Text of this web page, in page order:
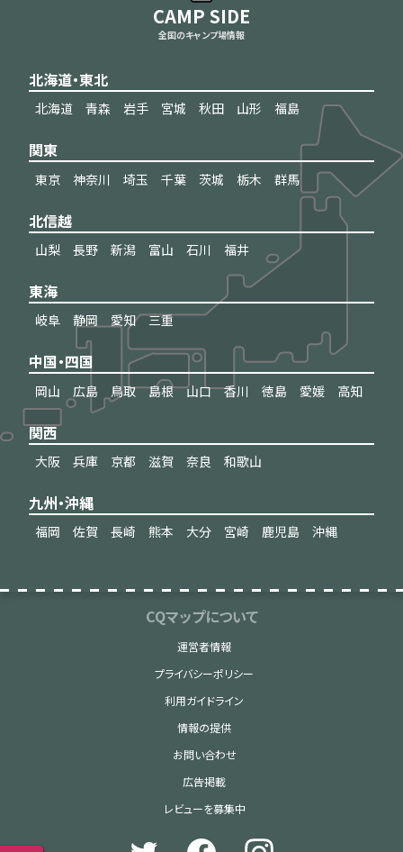
CAMP SIDE
全国のキャンプ場情報
北海道・東北
北海道 青森 岩手 宮城 秋田 山形 福島
関東
東京 神奈川 埼玉 千葉 茨城 栃木 群馬
北信越
山梨 長野 新潟 富山 石川 福井
東海
岐阜 静岡 愛知 三重
中国・四国
岡山 広島 鳥取 島根 山口 香川 徳島 愛媛 高知
関西
大阪 兵庫 京都 滋賀 奈良 和歌山
九州・沖縄
福岡 佐賀 長崎 熊本 大分 宮崎 鹿児島 沖縄
CQマップについて
運営者情報
プライバシーポリシー
利用ガイドライン
情報の提供
お問い合わせ
広告掲載
レビューを募集中